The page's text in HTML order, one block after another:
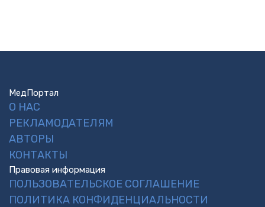
МедПортал
О НАС
РЕКЛАМОДАТЕЛЯМ
АВТОРЫ
КОНТАКТЫ
Правовая информация
ПОЛЬЗОВАТЕЛЬСКОЕ СОГЛАШЕНИЕ
ПОЛИТИКА КОНФИДЕНЦИАЛЬНОСТИ